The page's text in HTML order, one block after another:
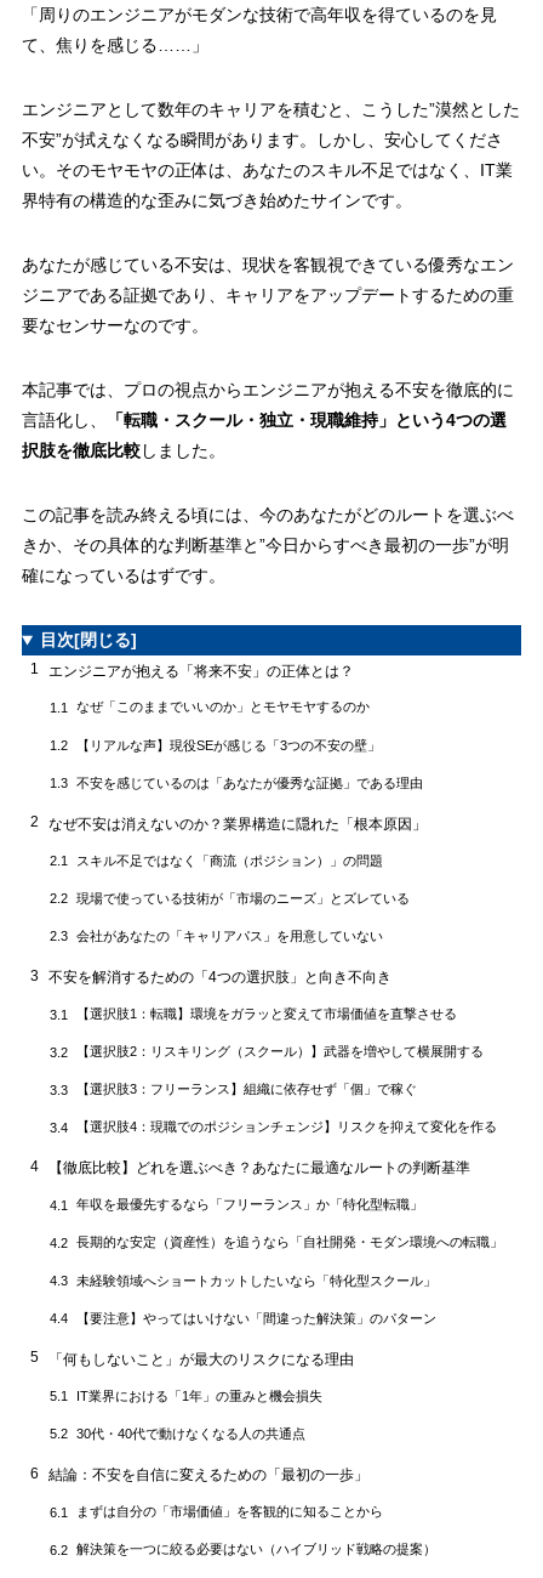
「周りのエンジニアがモダンな技術で高年収を得ているのを見
て、焦りを感じる……」
エンジニアとして数年のキャリアを積むと、こうした”漠然とした
不安”が拭えなくなる瞬間があります。しかし、安心してくださ
い。そのモヤモヤの正体は、あなたのスキル不足ではなく、IT業
界特有の構造的な歪みに気づき始めたサインです。
あなたが感じている不安は、 現状を客観視できている優秀なエン
ジニアである証拠であり、キャリアをアップデートするための重
要なセンサーなのです。
本記事では、プロの視点からエンジニアが抱える不安を徹底的に
言語化し、
「転職・スクール・独立・現職維持」という4つの選
択肢を徹底比較しました。
この記事を読み終える頃には、今のあなたがどのルートを選ぶべ
きか、その具体的な判断基準と”今日からすべき最初の一歩”が明
確になっているはずです。
目次[閉じる]
1 エンジニアが抱える「将来不安」の正体とは？
1.1 なぜ「このままでいいのか」とモヤモヤするのか
1.2 【リアルな声】現役SEが感じる「3つの不安の壁」
1.3 不安を感じているのは「あなたが優秀な証拠」である理由
2 なぜ不安は消えないのか？業界構造に隠れた「根本原因」
2.1 スキル不足ではなく「商流（ポジション）」の問題
2.2 現場で使っている技術が「市場のニーズ」とズレている
2.3 会社があなたの「キャリアパス」を用意していない
3 不安を解消するための「4つの選択肢」と向き不向き
3.1 【選択肢1：転職】環境をガラッと変えて市場価値を直撃させる
3.2 【選択肢2：リスキリング（スクール）】武器を増やして横展開する
3.3 【選択肢3：フリーランス】組織に依存せず「個」で稼ぐ
3.4 【選択肢4：現職でのポジションチェンジ】リスクを抑えて変化を作る
4 【徹底比較】どれを選ぶべき？あなたに最適なルートの判断基準
4.1 年収を最優先するなら「フリーランス」か「特化型転職」
4.2 長期的な安定（資産性）を追うなら「自社開発・モダン環境への転職」
4.3 未経験領域へショートカットしたいなら「特化型スクール」
4.4 【要注意】やってはいけない「間違った解決策」のパターン
5 「何もしないこと」が最大のリスクになる理由
5.1 IT業界における「1年」の重みと機会損失
5.2 30代・40代で動けなくなる人の共通点
6 結論：不安を自信に変えるための「最初の一歩」
6.1 まずは自分の「市場価値」を客観的に知ることから
6.2 解決策を一つに絞る必要はない（ハイブリッド戦略の提案）
4.3 未経験領域へショートカットしたいなら「特化型スクール」
4.4 【要注意】やってはいけない「間違った解決策」のパターン
5.1
5.2 30代・40代で動けなくなる人の共通点
6 結論：不安を自信に変えるための「最初の一歩」
6.3 今のあなたが今日からできるアクションリスト